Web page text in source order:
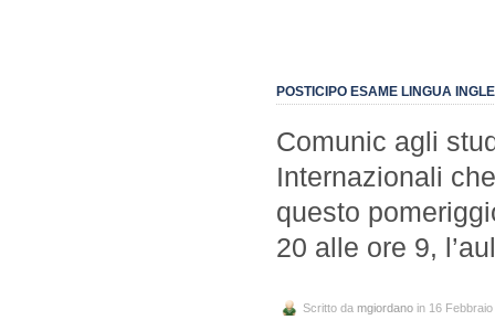
POSTICIPO ESAME LINGUA
Comunic agli
Internazionali
questo
20 alle ore 9,
Scritto da mgiordano in 16